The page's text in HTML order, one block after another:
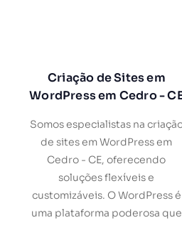
Criação de Sites em
WordPress em Cedro -
Somos especialistas na
de sites em WordPress em
Cedro - CE, oferecendo
soluções flexíveis e
customizáveis. O WordPress é
uma plataforma poderosa que